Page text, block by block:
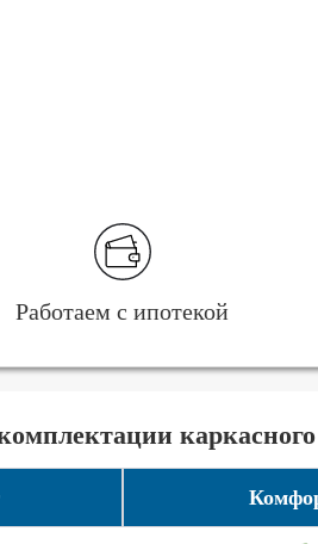
Работаем с ипотекой